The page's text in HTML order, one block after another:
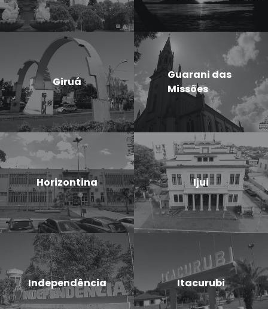
Giruá
Guarani das
Missões
Horizontina Ijui
Independência Itacurubi